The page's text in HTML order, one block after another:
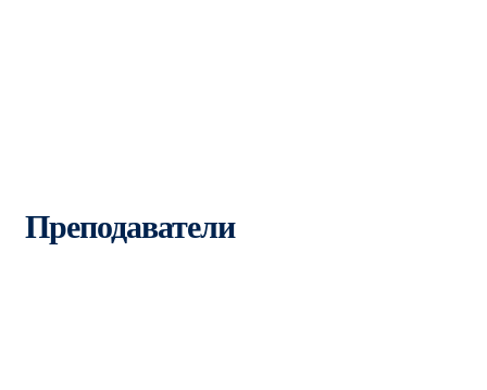
Преподаватели